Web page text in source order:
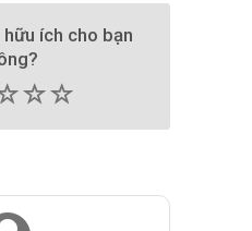
ích cho bạn
(
(